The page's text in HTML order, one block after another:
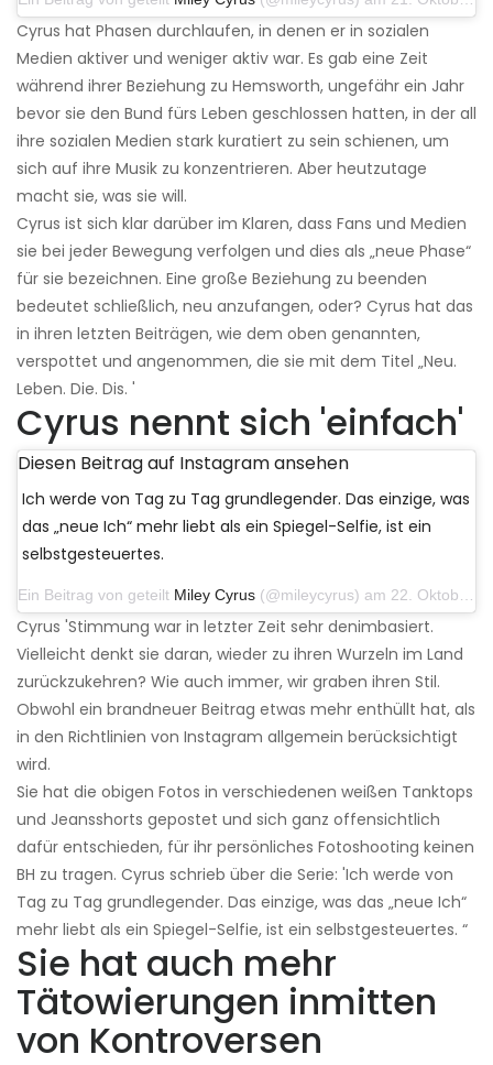
Cyrus hat Phasen durchlaufen, in denen er in sozialen
Medien aktiver und weniger aktiv war. Es gab eine Zeit
während ihrer Beziehung zu Hemsworth, ungefähr ein Jahr
bevor sie den Bund fürs Leben geschlossen hatten, in der all
ihre sozialen Medien stark kuratiert zu sein schienen, um
sich auf ihre Musik zu konzentrieren. Aber heutzutage
macht sie, was sie will.
Cyrus ist sich klar darüber im Klaren, dass Fans und Medien
sie bei jeder Bewegung verfolgen und dies als „neue Phase“
für sie bezeichnen. Eine große Beziehung zu beenden
bedeutet schließlich, neu anzufangen, oder? Cyrus hat das
in ihren letzten Beiträgen, wie dem oben genannten,
verspottet und angenommen, die sie mit dem Titel „Neu.
Leben. Die. Dis. '
Cyrus nennt sich 'einfach'
Diesen Beitrag auf Instagram ansehen
Ich werde von Tag zu Tag grundlegender. Das einzige, was
das „neue Ich“ mehr liebt als ein Spiegel-Selfie, ist ein
selbstgesteuertes.
Ein Beitrag von geteilt Miley Cyrus (@mileycyrus) am 22. Oktober 2019 um 11:39 Uhr PDT
Cyrus 'Stimmung war in letzter Zeit sehr denimbasiert.
Vielleicht denkt sie daran, wieder zu ihren Wurzeln im Land
zurückzukehren? Wie auch immer, wir graben ihren Stil.
Obwohl ein brandneuer Beitrag etwas mehr enthüllt hat, als
in den Richtlinien von Instagram allgemein berücksichtigt
wird.
Sie hat die obigen Fotos in verschiedenen weißen Tanktops
und Jeansshorts gepostet und sich ganz offensichtlich
dafür entschieden, für ihr persönliches Fotoshooting keinen
BH zu tragen. Cyrus schrieb über die Serie: 'Ich werde von
Tag zu Tag grundlegender. Das einzige, was das „neue Ich“
mehr liebt als ein Spiegel-Selfie, ist ein selbstgesteuertes. “
Sie hat auch mehr
Tätowierungen inmitten
von Kontroversen